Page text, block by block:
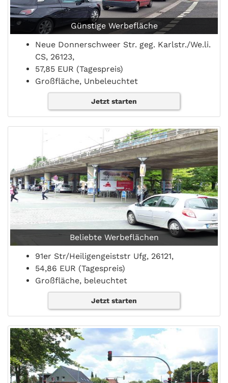
Günstige Werbefläche
Neue Donnerschweer Str. geg. Karlstr./We.li.
CS, 26123,
57,85 EUR (Tagespreis)
Großfläche, Unbeleuchtet
Jetzt starten
Beliebte Werbeflächen
91er Str/Heiligengeiststr Ufg, 26121,
54,86 EUR (Tagespreis)
Großfläche, beleuchtet
Jetzt starten